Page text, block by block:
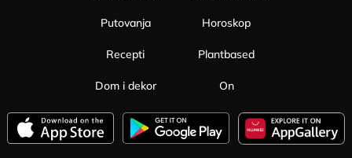
Putovanja
Recepti
Dom i dekor
Horoskop
Plantbased
On